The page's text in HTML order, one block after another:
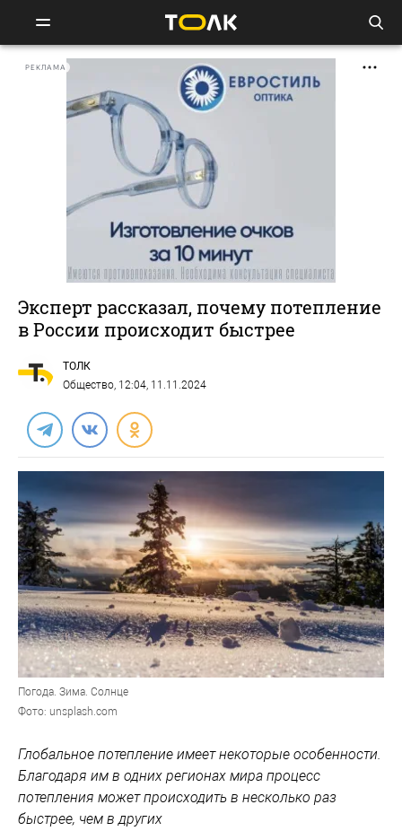
РЕКЛАМА
Эксперт рассказал, почему потепление
в России происходит быстрее
ТОЛК
Общество, 12:04, 11.11.2024
Погода. Зима. Солнце
Фото: unsplash.com
Глобальное потепление имеет некоторые особенности.
Благодаря им в одних регионах мира процесс
потепления может происходить в несколько раз
быстрее, чем в других